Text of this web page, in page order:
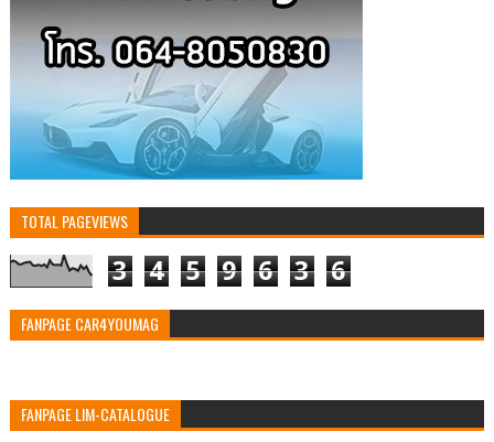
TOTAL PAGEVIEWS
3 4 5 9 6 3 6
FANPAGE CAR4YOUMAG
FANPAGE LIM-CATALOGUE